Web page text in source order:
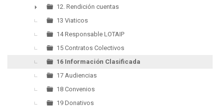
►
12. Rendición cuentas
13 Viaticos
14 Responsable LOTAIP
15 Contratos Colectivos
16 Información Clasificada
17 Audiencias
18 Convenios
19 Donativos